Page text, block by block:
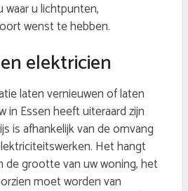
waar u lichtpunten,
wenst te hebben.
elektricien
laten vernieuwen of laten
in Essen heeft uiteraard zijn
is afhankelijk van de omvang
Het hangt
de grootte van uw woning, het
moet worden van